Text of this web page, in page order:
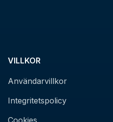
VILLKOR
Användarvillkor
Integritetspolicy
Cookies